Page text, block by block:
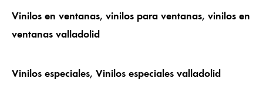
Vinilos en ventanas, vinilos para ventanas, vinilos en
ventanas valladolid
Vinilos especiales, Vinilos especiales valladolid